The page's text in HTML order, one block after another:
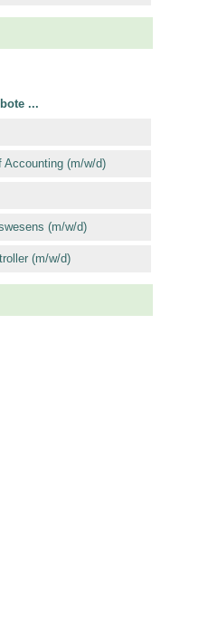
...
Accounting (m/w/d)
(m/w/d)
(m/w/d)